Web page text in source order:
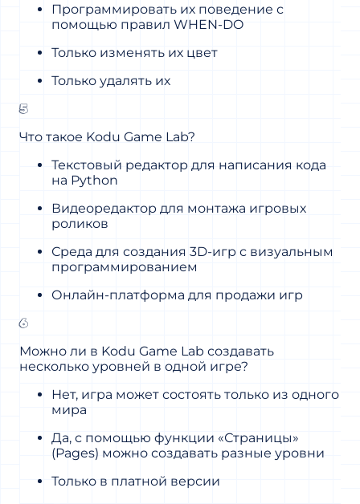
Программировать их поведение с
помощью правил WHEN-DO
Только изменять их цвет
Только удалять их
5
Что такое Kodu Game Lab?
Текстовый редактор для написания кода
на Python
Видеоредактор для монтажа игровых
роликов
Среда для создания 3D-игр с визуальным
программированием
Онлайн-платформа для продажи игр
6
Можно ли в Kodu Game Lab создавать
несколько уровней в одной игре?
Нет, игра может состоять только из одного
мира
Да, с помощью функции «Страницы»
(Pages) можно создавать разные уровни
Только в платной версии